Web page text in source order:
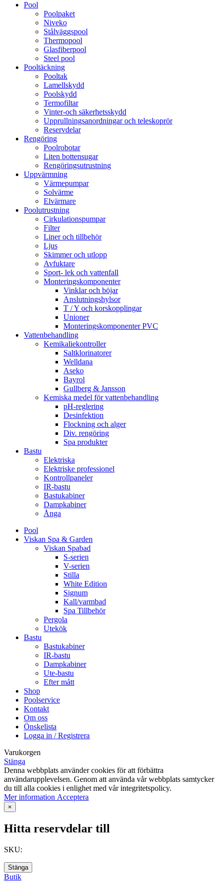
Pool
Poolpaket
Niveko
Stålväggspool
Thermopool
Glasfiberpool
Steel pool
Pooltäckning
Pooltak
Lamellskydd
Poolskydd
Termofiltar
Vinter-och säkerhetsskydd
Upprullningsanordningar och teleskoprör
Reservdelar
Rengöring
Poolrobotar
Liten bottensugar
Rengöringsutrustning
Uppvärmning
Värmepumpar
Solvärme
Elvärmare
Poolutrustning
Cirkulationspumpar
Filter
Liner och tillbehör
Ljus
Skimmer och utlopp
Avfuktare
Sport- lek och vattenfall
Monteringskomponenter
Vinklar och böjar
Anslutningshylsor
T / Y och korskopplingar
Unioner
Monteringskomponenter PVC
Vattenbehandling
Kemikaliekontroller
Saltklorinatorer
Welldana
Aseko
Bayrol
Gullberg & Jansson
Kemiska medel för vattenbehandling
pH-reglering
Desinfektion
Flockning och alger
Div. rengöring
Spa produkter
Bastu
Elektriska
Elektriske professionel
Kontrollpaneler
IR-bastu
Bastukabiner
Dampkabiner
Ånga
Pool
Viskan Spa & Garden
Viskan Spabad
S-serien
V-serien
Stilla
White Edition
Signum
Kall/varmbad
Spa Tillbehör
Pergola
Utekök
Bastu
Bastukabiner
IR-bastu
Dampkabiner
Ute-bastu
Efter mått
Shop
Poolservice
Kontakt
Om oss
Önskelista
Logga in / Registrera
Varukorgen
Stänga
Denna webbplats använder cookies för att förbättra
användarupplevelsen. Genom att använda vår webbplats samtycker
du till alla cookies i enlighet med vår integritetspolicy.
Mer information Mer
Acceptera
×
Hitta reservdelar till
SKU:
Stänga
Butik